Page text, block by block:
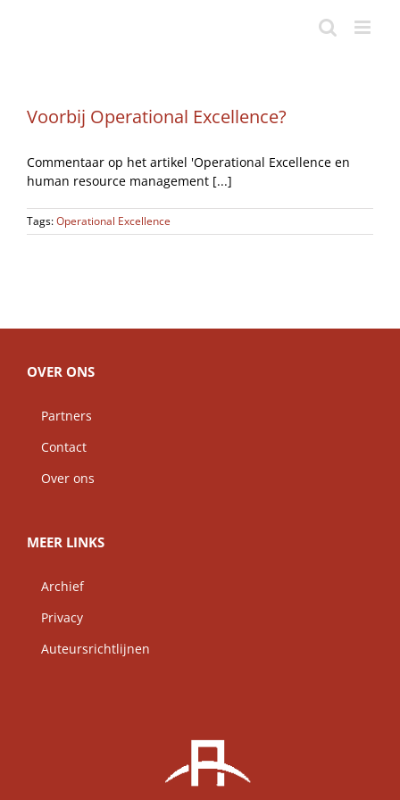
Voorbij Operational Excellence?
Commentaar op het artikel 'Operational Excellence en
human resource management [...]
Tags:Operational Excellence
OVER ONS
Partners
Contact
Over ons
MEER LINKS
Archief
Privacy
Auteursrichtlijnen